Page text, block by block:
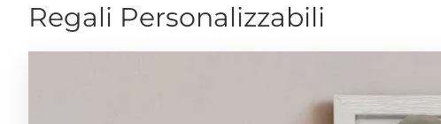
Regali Personalizzabili